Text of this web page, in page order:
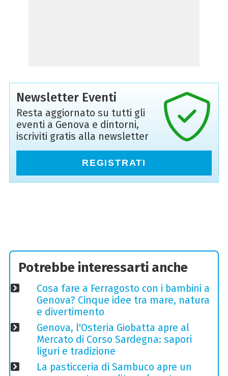
Newsletter Eventi
Resta aggiornato su tutti gli
eventi a Genova e dintorni,
iscriviti gratis alla newsletter
REGISTRATI
Potrebbe interessarti anche
Cosa fare a Ferragosto con i bambini a
Genova? Cinque idee tra mare, natura
e divertimento
Genova, l'Osteria Giobatta apre al
Mercato di Corso Sardegna: sapori
liguri e tradizione
La pasticceria di Sambuco apre un